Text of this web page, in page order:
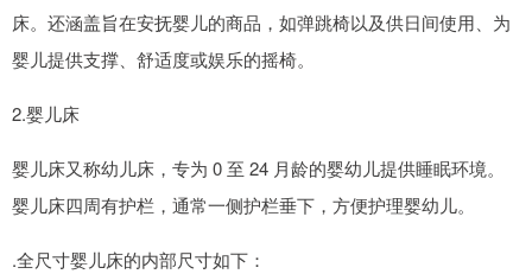
床。还涵盖旨在安抚婴儿的商品，如弹跳椅以及供日间使用、为
婴儿提供支撑、舒适度或娱乐的摇椅。
2.婴儿床
婴儿床又称幼儿床，专为 0 至 24 月龄的婴幼儿提供睡眠环境。
婴儿床四周有护栏，通常一侧护栏垂下，方便护理婴幼儿。
.全尺寸婴儿床的内部尺寸如下：